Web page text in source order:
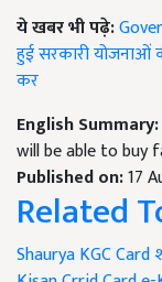
ये खबर भी पढ़े:
हुई सरकारी योजनाओं
कर
English Summary:
will be able to buy
Published on:17
Related
Shaurya KGC Card